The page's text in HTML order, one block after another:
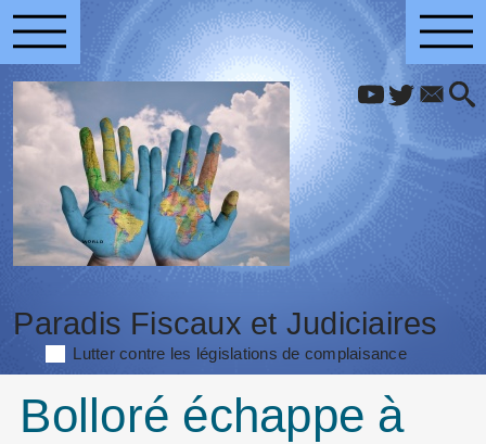
Paradis Fiscaux et Judiciaires
Lutter contre les législations de complaisance
Bolloré échappe à